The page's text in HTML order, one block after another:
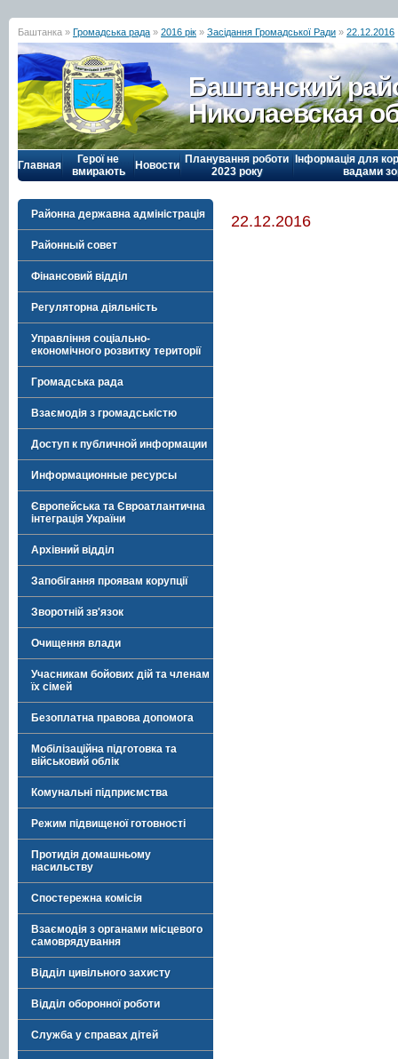
Баштанка » Громадська рада » 2016 рік » Засідання Громадської Ради » 22.12.2016
Баштанский
Николаевская
Главная
Герої не
вмирають
Новости Планування роботи
2023 року
Інформація для
вадами
Районна державна адміністрація
Районный совет
Фінансовий відділ
Регуляторна діяльність
Управління соціально-
економічного розвитку території
Громадська рада
Взаємодія з громадськістю
Доступ к публичной информации
Информационные ресурсы
Європейська та Євроатлантична
інтеграція України
Архівний відділ
Запобігання проявам корупції
Зворотній зв'язок
Очищення влади
Учасникам бойових дій та членам
їх сімей
Безоплатна правова допомога
Мобілізаційна підготовка та
військовий облік
Комунальні підприємства
Режим підвищеної готовності
Протидія домашньому
насильству
Спостережна комісія
Взаємодія з органами місцевого
самоврядування
Відділ цивільного захисту
Відділ оборонної роботи
Служба у справах дітей
22.12.2016